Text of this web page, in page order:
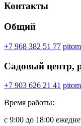
Контакты
Общий
+7 968 382 51 77
Садовый центр,
+7 903 626 21 41
Время работы:
с 9:00 до 18:00